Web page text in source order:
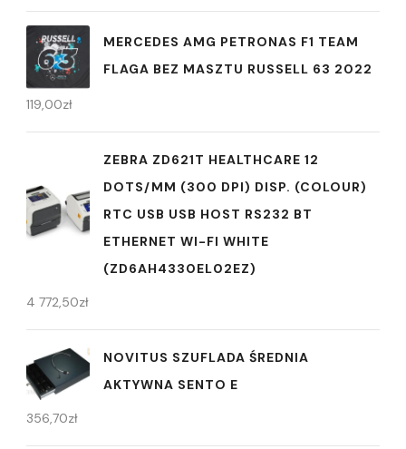
MERCEDES AMG PETRONAS F1 TEAM
FLAGA BEZ MASZTU RUSSELL 63 2022
119,00zł
ZEBRA ZD621T HEALTHCARE 12
DOTS/MM (300 DPI) DISP. (COLOUR)
RTC USB USB HOST RS232 BT
ETHERNET WI-FI WHITE
(ZD6AH4330EL02EZ)
4 772,50zł
NOVITUS SZUFLADA ŚREDNIA
AKTYWNA SENTO E
356,70zł